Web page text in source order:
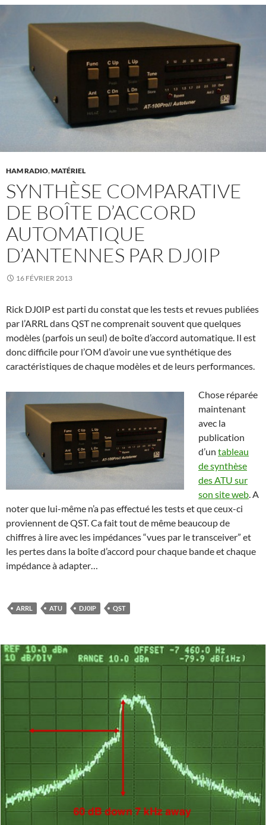
HAM RADIO,MATÉRIEL
SYNTHÈSE COMPARATIVE
DE BOÎTE D’ACCORD
AUTOMATIQUE
D’ANTENNES PAR DJ0IP
16 FÉVRIER 2013
Rick DJ0IP est parti du constat que les tests et revues publiées
par l’ARRL dans QST ne comprenait souvent que quelques
modèles (parfois un seul) de boîte d’accord automatique. Il est
donc difficile pour l’OM d’avoir une vue synthétique des
caractéristiques de chaque modèles et de leurs performances.
Chose réparée
maintenant
avec la
publication
d’un tableau
de synthèse
des ATU sur
son site web . A
noter que lui-même n’a pas effectué les tests et que ceux-ci
proviennent de QST. Ca fait tout de même beaucoup de
chiffres à lire avec les impédances “vues par le transceiver” et
les pertes dans la boîte d’accord pour chaque bande et chaque
impédance à adapter…
ARRL ATU DJ0IP QST